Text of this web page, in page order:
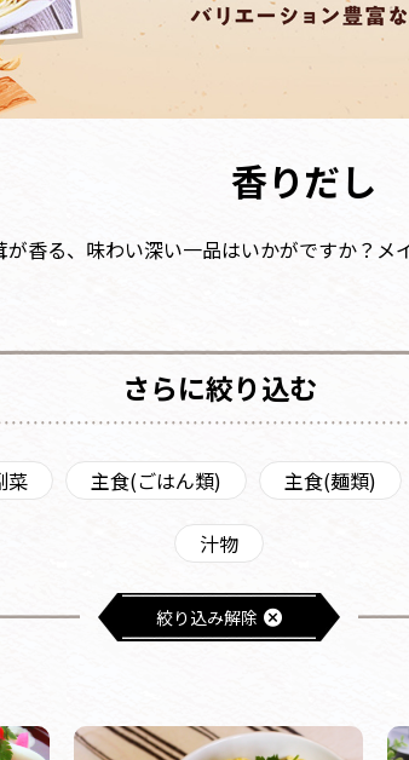
香りだし
香る、味わい深い一品はいかがですか？メ
さらに絞り込む
菜 主食(ごはん類) 主食(麺類)
汁物
絞り込み解除